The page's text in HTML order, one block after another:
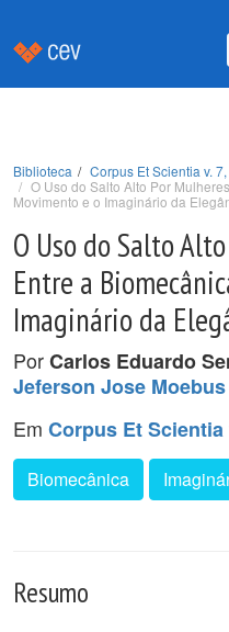
Biblioteca
Corpus Et Scientia v.
O Uso do Salto Alto Por
Movimento e o Imaginário da
O Uso do Salto
Entre a
Imaginário da
PorCarlos Eduardo
Jeferson Jose
Em Corpus Et Scientia
Biomecânica
Resumo